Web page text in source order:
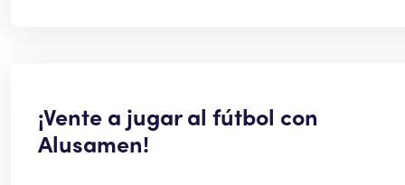
¡Vente a jugar al fútbol con
Alusamen!